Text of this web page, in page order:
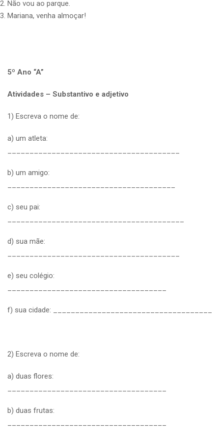
Não vou ao parque.
Mariana, venha almoçar!
5º Ano “A”
Atividades – Substantivo e adjetivo
1) Escreva o nome de:
a) um atleta:
b) um amigo:
c) seu pai:
d) sua mãe:
e) seu colégio:
f) sua cidade: ____________________________________
2) Escreva o nome de:
a) duas flores:
b) duas frutas: